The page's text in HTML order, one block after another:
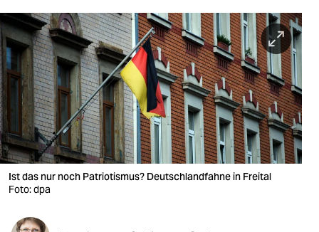
sport
berlin
nord
wahrheit
verlag
verlag
veranstaltungen
shop
Ist das nur noch Patriotismus? Deutschlandfahne in Freital
Foto: dpa